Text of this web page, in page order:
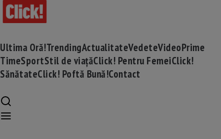
Ultima Oră!TrendingActualitateVedeteVideoPrime
TimeSportStil de viațăClick! Pentru FemeiClick!
SănătateClick! Poftă Bună!Contact